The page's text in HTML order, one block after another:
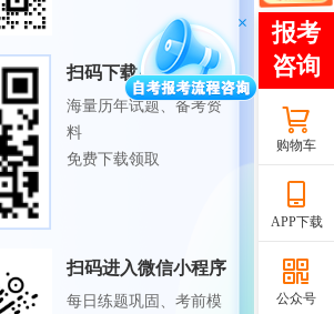
扫码下载APP
海量历年试题、备考资
料
免费下载领取
扫码进入微信小程序
每日练题巩固、考前模
购物车
APP下载
公众号